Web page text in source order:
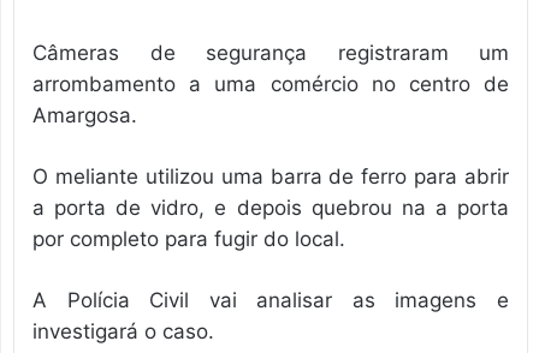
Câmeras de segurança registraram um
arrombamento a uma comércio no centro de
Amargosa.
O meliante utilizou uma barra de ferro para abrir
a porta de vidro, e depois quebrou na a porta
por completo para fugir do local.
A Polícia Civil vai analisar as imagens e
investigará o caso.